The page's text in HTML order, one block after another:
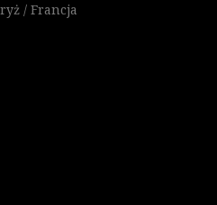
/ Francja